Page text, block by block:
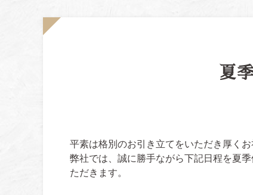
夏
平素は格別のお引き立てをいただき厚くお
弊社では、誠に勝手ながら下記日程を夏
ただきます。